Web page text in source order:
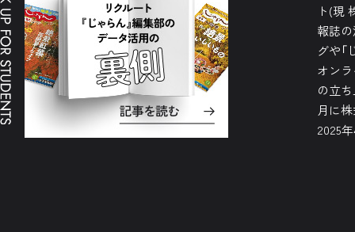
ト(現
報誌
グや
オン
の立
月に
2025